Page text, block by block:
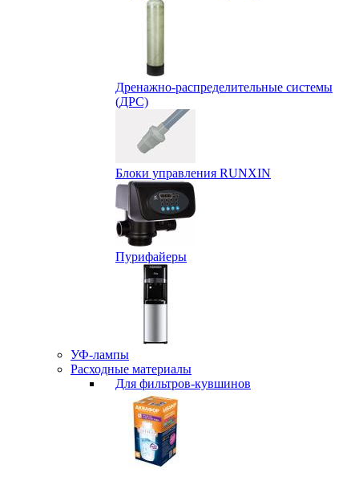
Дренажно-распределительные системы
(ДРС)
Блоки управления RUNXIN
Пурифайеры
УФ-лампы
Расходные материалы
Для фильтров-кувшинов